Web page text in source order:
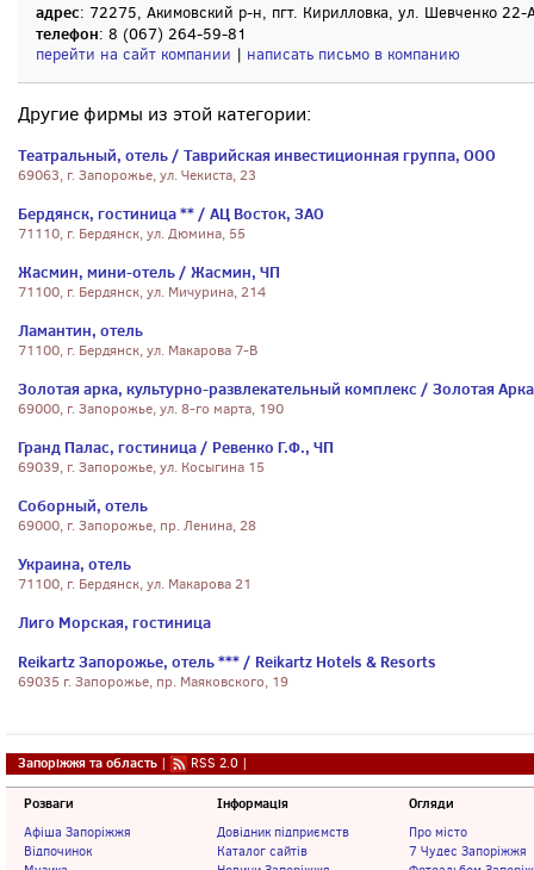
адрес: 72275, Акимовский р-н, пгт. Кирилловка, ул. Шевченко 22-
телефон: 8 (067) 264-59-81
перейти на сайт компании | написать письмо в компанию
Другие фирмы из этой категории:
Театральный, отель / Таврийская инвестиционная группа, ООО
69063, г. Запорожье, ул. Чекиста, 23
Бердянск, гостиница ** / АЦ Восток, ЗАО
71110, г. Бердянск, ул. Дюмина, 55
Жасмин, мини-отель / Жасмин, ЧП
71100, г. Бердянск, ул. Мичурина, 214
Ламантин, отель
71100, г. Бердянск, ул. Макарова 7-В
Золотая арка, культурно-развлекательный комплекс / Золотая
69000, г. Запорожье, ул. 8-го марта, 190
Гранд Палас, гостиница / Ревенко Г.Ф., ЧП
69039, г. Запорожье, ул. Косыгина 15
Соборный, отель
69000, г. Запорожье, пр. Ленина, 28
Украина, отель
71100, г. Бердянск, ул. Макарова 21
Лиго Морская, гостиница
Reikartz Запорожье, отель *** / Reikartz Hotels & Resorts
69035 г. Запорожье, пр. Маяковского, 19
Запоріжжя та область | RSS 2.0 |
Розваги
Афіша Запоріжжя
Відпочинок
Інформація
Довідник підприємств
Каталог сайтів
Огляди
Про місто
7 Чудес Запоріжжя